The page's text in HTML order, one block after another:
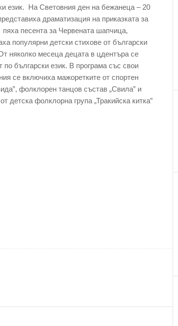
език. На Световния ден на бежанеца – 20
драматизация на приказката за
пяха песента за Червената шапчица,
популярни детски стихове от български
няколко месеца децата в цдентъра се
по български език. В програма със свои
се включиха мажоретките от спортен
фолклорен танцов състав „Свила” и
детска фолклорна група „Тракийска китка”